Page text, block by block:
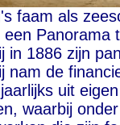
faam als
in 1886 zijn
nam de
uit
waarbij